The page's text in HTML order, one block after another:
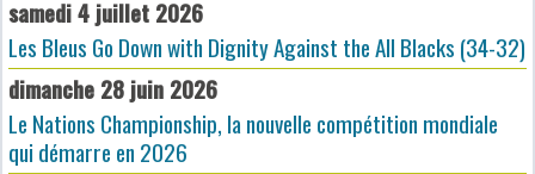
samedi 4 juillet 2026
Les Bleus Go Down with Dignity Against the All Blacks (34-32)
dimanche 28 juin 2026
Le Nations Championship, la nouvelle compétition mondiale
qui démarre en 2026